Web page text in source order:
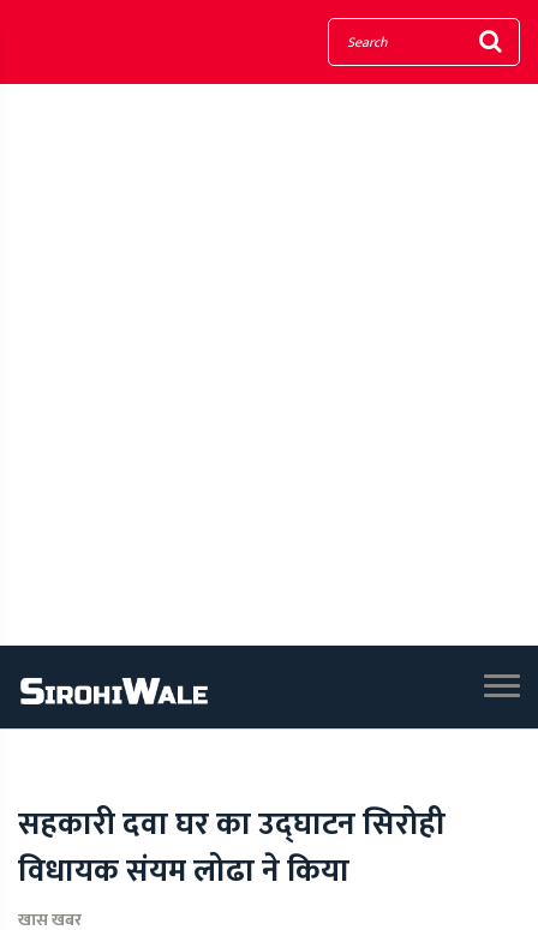
सहकारी दवा घर का उद्घाटन सिरोही
विधायक संयम लोढा ने किया
खास खबर